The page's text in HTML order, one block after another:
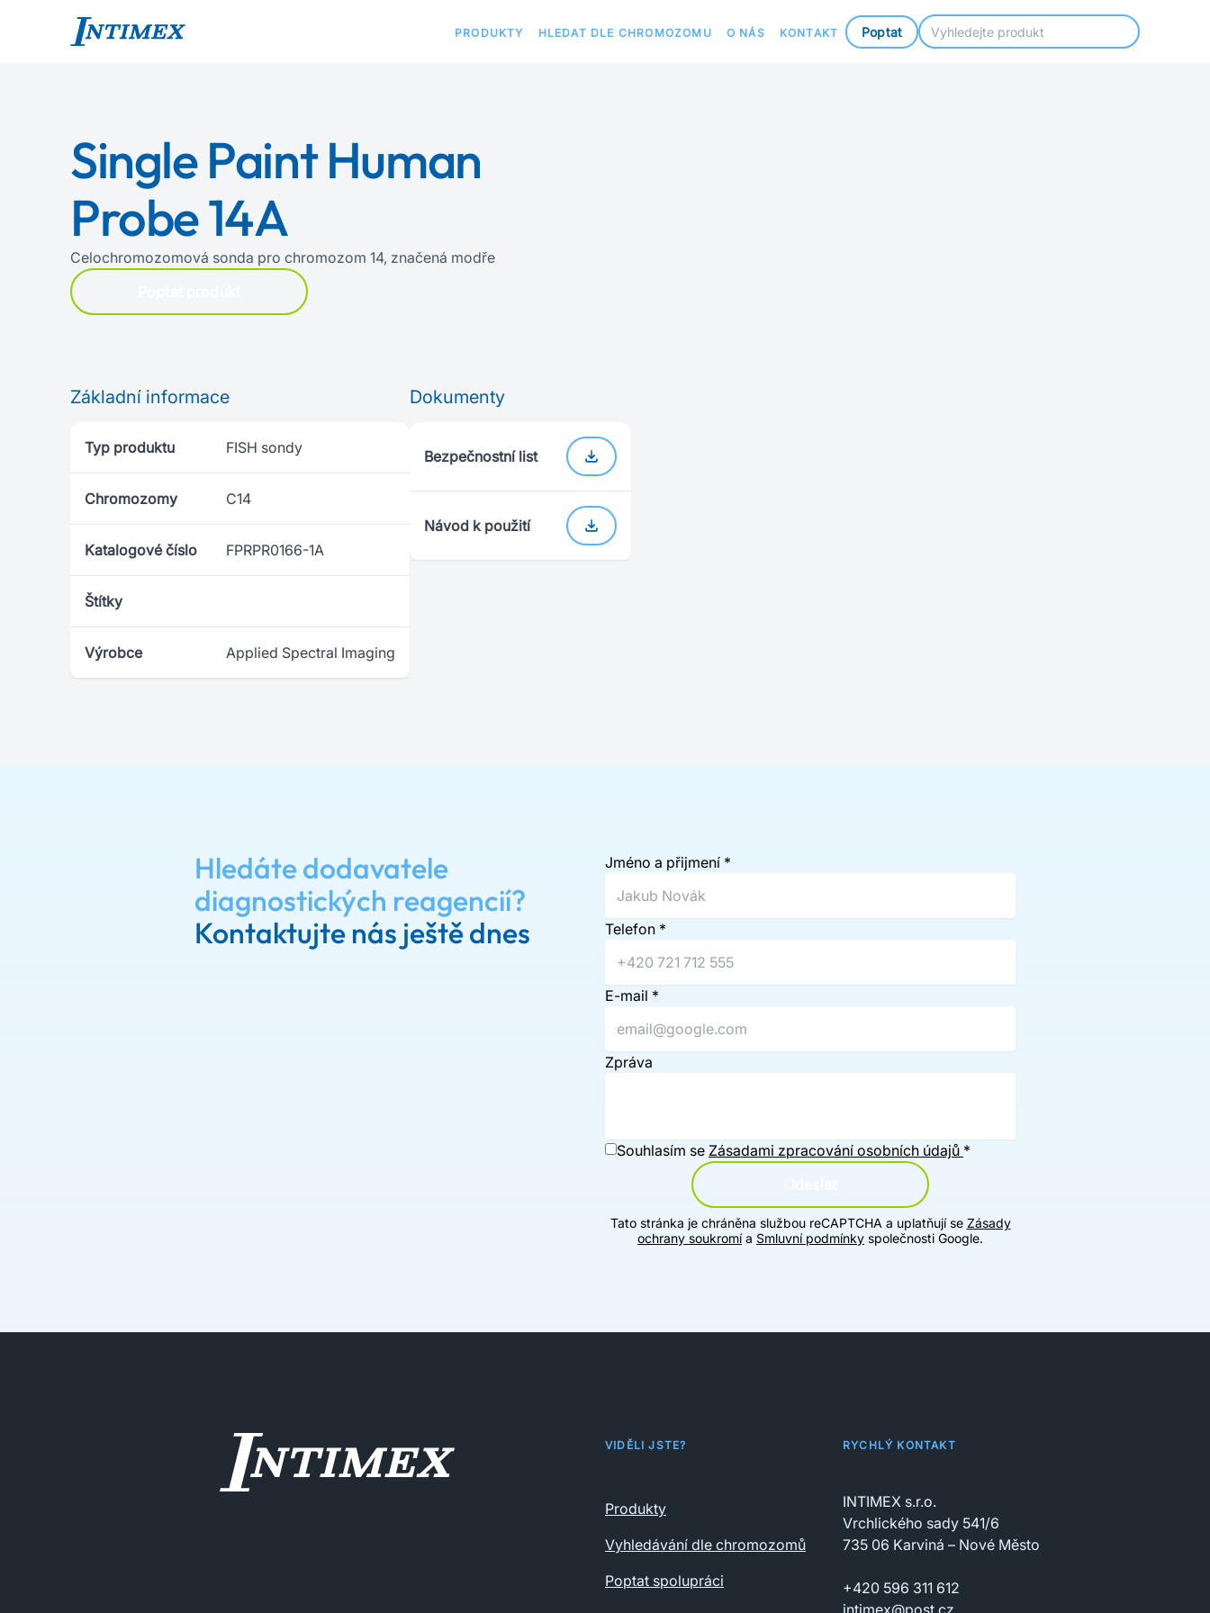
PRODUKTY HLEDAT DLE CHROMOZOMU O NÁS KONTAKT Poptat
Single Paint Human
Probe 14A
Celochromozomová sonda pro chromozom 14, značená modře
Základní informace
Typ produktu FISH sondy
Chromozomy C14
Katalogové číslo FPRPR0166-1A
Štítky
Výrobce Applied Spectral Imaging
Dokumenty
Bezpečnostní list
Návod k použití
Hledáte dodavatele
diagnostických reagencií?
Kontaktujte nás ještě dnes
Jméno a přijmení *
Telefon *
E-mail *
Zpráva
Souhlasím se Zásadami zpracování osobních údajů *
Tato stránka je chráněna službou reCAPTCHA a uplatňují se Zásady
ochrany soukromía Smluvní podmínky společnosti Google.
VIDĚLI JSTE?
Produkty
Vyhledávání dle chromozomů
Poptat spolupráci
RYCHLÝ KONTAKT
INTIMEX s.r.o.
Vrchlického sady 541/6
735 06 Karviná – Nové Město
+420 596 311 612
intimex@post.cz